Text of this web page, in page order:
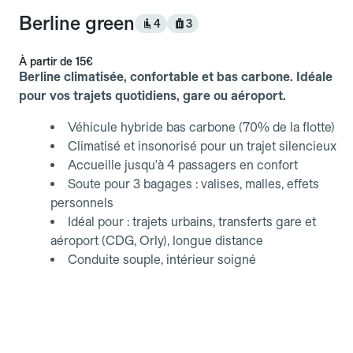
Berline green 4 3
À partir de 15€
Berline climatisée, confortable et bas carbone. Idéale
pour vos trajets quotidiens, gare ou aéroport.
Véhicule hybride bas carbone (70% de la flotte)
Climatisé et insonorisé pour un trajet silencieux
Accueille jusqu'à 4 passagers en confort
Soute pour 3 bagages : valises, malles, effets
personnels
Idéal pour : trajets urbains, transferts gare et
aéroport (CDG, Orly), longue distance
Conduite souple, intérieur soigné